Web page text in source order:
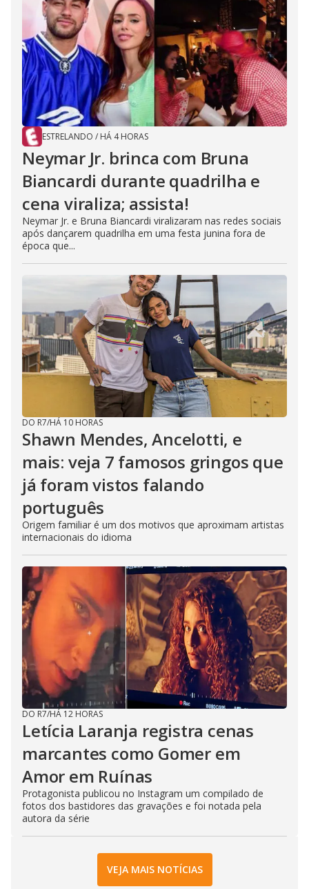
ESTRELANDO / HÁ 4 HORAS
Neymar Jr. brinca com Bruna
Biancardi durante quadrilha e
cena viraliza; assista!
Neymar Jr. e Bruna Biancardi viralizaram nas redes sociais
após dançarem quadrilha em uma festa junina fora de
época que...
DO R7/HÁ 10 HORAS
Shawn Mendes, Ancelotti, e
mais: veja 7 famosos gringos que
já foram vistos falando
português
Origem familiar é um dos motivos que aproximam artistas
internacionais do idioma
DO R7/HÁ 12 HORAS
Letícia Laranja registra cenas
marcantes como Gomer em
Amor em Ruínas
Protagonista publicou no Instagram um compilado de
fotos dos bastidores das gravações e foi notada pela
autora da série
VEJA MAIS NOTÍCIAS